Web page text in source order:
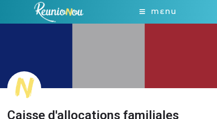
MENU
Caisse d'allocations familiales